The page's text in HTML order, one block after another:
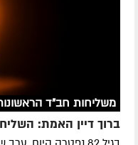
משליחות חב"ד
ברוך דיין האמת: